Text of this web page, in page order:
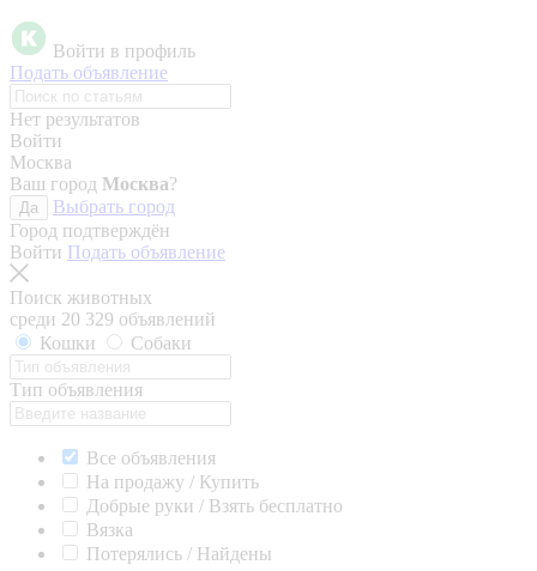
Войти в профиль
Подать объявление
Нет результатов
Войти
Москва
Ваш город Москва?
Да
Выбрать город
Город подтверждён
Войти Подать объявление
Поиск животных
среди 20 329 объявлений
Кошки
Собаки
Тип объявления
Все объявления
На продажу / Купить
Добрые руки / Взять бесплатно
Вязка
Потерялись / Найдены